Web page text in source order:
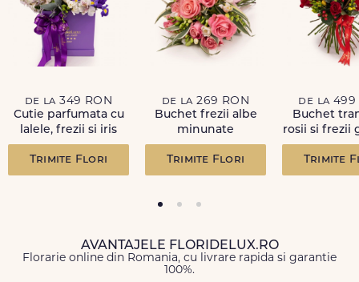
FORMA:
Rotunda
TIP DE PRODUS:
INGRIJIRE:
Cu cat tija unei flori este mai scurta si are mai putine frunze,
cu atat floarea rezista mai mult. Asezati florile departe de surse
de caldura sau de lumina. Taiati periodic cozile cu un cutit (nu
cu foarfeca) intr-un unghi de 45 grade la cca. 2-3 cm de baza.
Orice comanda poate fi insotita de o felicitare GRATUITA, cu un
COD PRODUS:
Email*
ID Comanda*
Recenzie
Trimite review
de la 349 RON
Cutie parfumata cu
lalele, frezii si iris
Trimite Flori
de la 269 RON
Buchet frezii albe
minunate
Trimite Flori
de la 499
Buchet
rosii si frezii
Trimite
AVANTAJELE FLORIDELUX.RO
Florarie online din Romania, cu livrare rapida si garantie
100%.